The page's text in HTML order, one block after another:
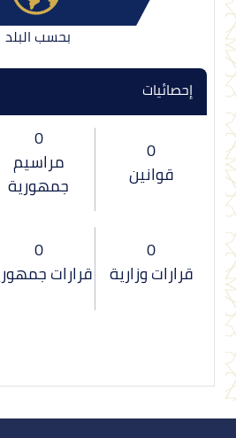
بحسب البلد
إحصائيات
0
قوانين
0
مراسيم
جمهورية
0
قرارات وزارية
0
قرارات